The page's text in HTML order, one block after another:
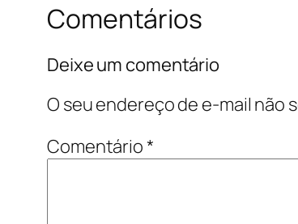
Comentários
Deixe um comentário
O seu endereço de e-mail não
Comentário*